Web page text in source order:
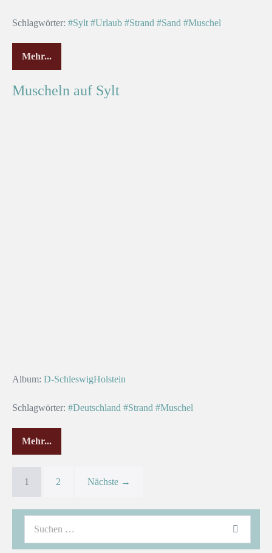
Schlagwörter: #Sylt #Urlaub #Strand #Sand #Muschel
Mehr...
Muscheln auf Sylt
Album: D-SchleswigHolstein
Schlagwörter: #Deutschland #Strand #Muschel
Mehr...
1 2 Nächste →